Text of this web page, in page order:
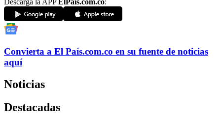
Descarga la APPElPaís.com.co:
Convierta a El País.com.co en su fuente de noticias
aquí
Noticias
Destacadas